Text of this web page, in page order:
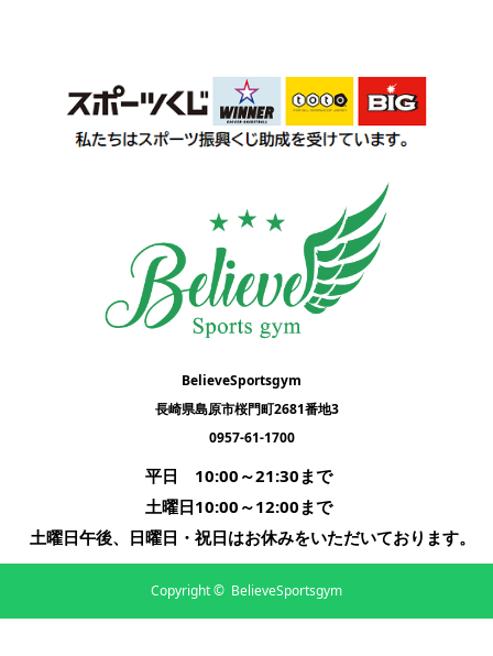
BelieveSportsgym
長崎県島原市桜門町2681番地3
0957-61-1700
平日　10:00～21:30まで
土曜日10:00～12:00まで
土曜日午後、日曜日・祝日はお休みをいただいております。
Copyright © BelieveSportsgym